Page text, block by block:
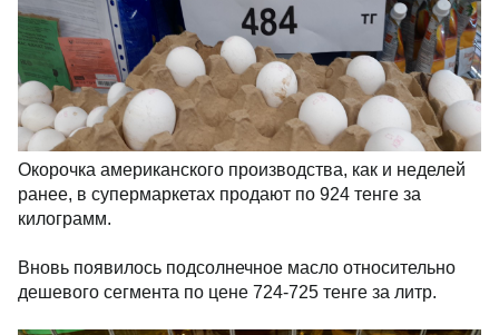
Окорочка американского производства, как и неделей
ранее, в супермаркетах продают по 924 тенге за
килограмм.
Вновь появилось подсолнечное масло относительно
дешевого сегмента по цене 724-725 тенге за литр.